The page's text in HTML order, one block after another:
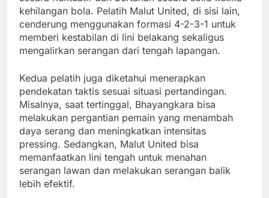
kehilangan bola. Pelatih Malut United, di sisi lain,
cenderung menggunakan formasi 4-2-3-1 untuk
memberi kestabilan di lini belakang sekaligus
mengalirkan serangan dari tengah lapangan.
Kedua pelatih juga diketahui menerapkan
pendekatan taktis sesuai situasi pertandingan.
Misalnya, saat tertinggal, Bhayangkara bisa
melakukan pergantian pemain yang menambah
daya serang dan meningkatkan intensitas
pressing. Sedangkan, Malut United bisa
memanfaatkan lini tengah untuk menahan
serangan lawan dan melakukan serangan balik
lebih efektif.